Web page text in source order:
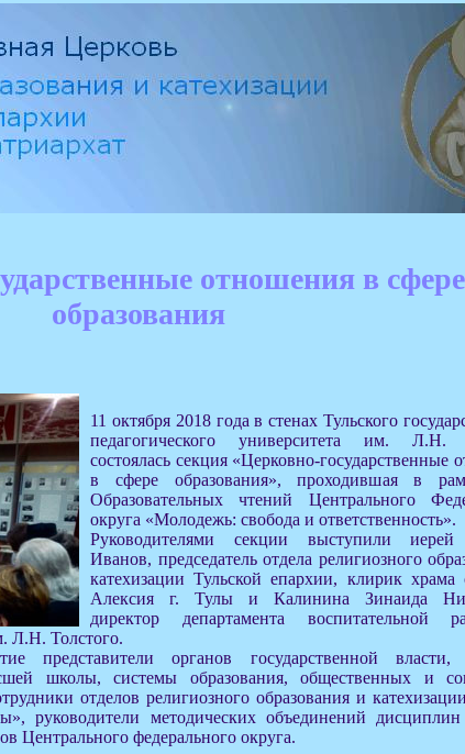
отношения в сфере
образования
11 октября 2018 года в стенах Тульского
педагогического университета им. Л.Н.
состоялась секция «Церковно-государственные
в сфере образования», проходившая в
Образовательных чтений Центрального
округа «Молодежь: свобода и ответственность».
Руководителями секции выступили иерей
Иванов, председатель отдела религиозного
катехизации Тульской епархии, клирик храма
Алексия г. Тулы и Калинина Зинаида
директор департамента воспитательной
Л.Н. Толстого.
представители органов государственной власти,
школы, системы образования, общественных и
отделов религиозного образования и
руководители методических объединений
Центрального федерального округа.